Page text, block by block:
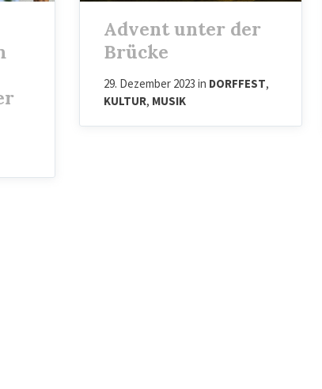
Advent unter der
Brücke
29. Dezember 2023 in DORFFEST,
KULTUR, MUSIK